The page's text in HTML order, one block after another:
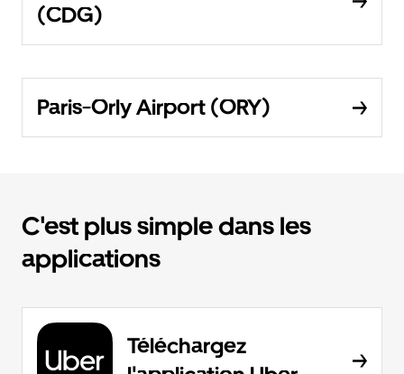
(CDG)
Paris-Orly Airport (ORY)
C'est plus simple dans les
applications
Téléchargez